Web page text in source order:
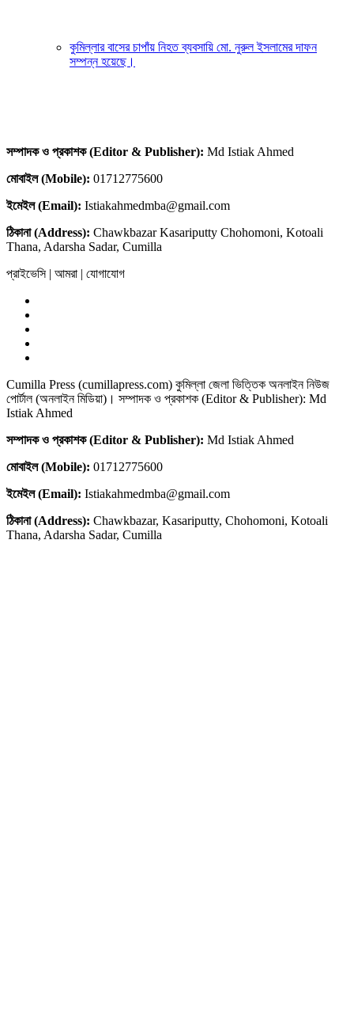
কুমিল্লার বাসের চাপাঁয় নিহত ব্যবসায়ি মো. নুরুল ইসলামের দাফন
সম্পন্ন হয়েছে।
সম্পাদক ও প্রকাশক (Editor & Publisher): Md Istiak Ahmed
মোবাইল (Mobile): 01712775600
ইমেইল (Email): Istiakahmedmba@gmail.com
ঠিকানা (Address): Chawkbazar Kasariputty Chohomoni, Kotoali
Thana, Adarsha Sadar, Cumilla
প্রাইভেসি | আমরা | যোগাযোগ
Cumilla Press (cumillapress.com) কুমিল্লা জেলা ভিত্তিক অনলাইন নিউজ
পোর্টাল (অনলাইন মিডিয়া)। সম্পাদক ও প্রকাশক (Editor & Publisher): Md
Istiak Ahmed
সম্পাদক ও প্রকাশক (Editor & Publisher): Md Istiak Ahmed
মোবাইল (Mobile): 01712775600
ইমেইল (Email): Istiakahmedmba@gmail.com
ঠিকানা (Address): Chawkbazar, Kasariputty, Chohomoni, Kotoali
Thana, Adarsha Sadar, Cumilla